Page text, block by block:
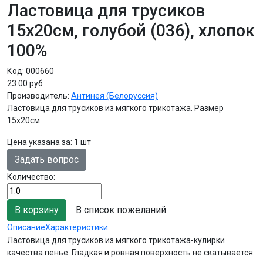
Ластовица для трусиков
15х20см, голубой (036), хлопок
100%
Код: 000660
23.00 руб
Производитель: Антинея (Белоруссия)
Ластовица для трусиков из мягкого трикотажа. Размер
15х20см.
Цена указана за: 1 шт
Задать вопрос
Количество:
В список пожеланий
ОписаниеХарактеристики
Ластовица для трусиков из мягкого трикотажа-кулирки
качества пенье. Гладкая и ровная поверхность не скатывается